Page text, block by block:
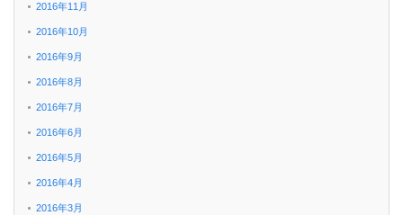
2016年11月
2016年10月
2016年9月
2016年8月
2016年7月
2016年6月
2016年5月
2016年4月
2016年3月